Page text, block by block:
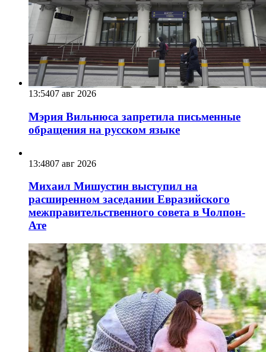
13:5407 авг 2026
Мэрия Вильнюса запретила письменные
обращения на русском языке
13:4807 авг 2026
Михаил Мишустин выступил на
расширенном заседании Евразийского
межправительственного совета в Чолпон-
Ате